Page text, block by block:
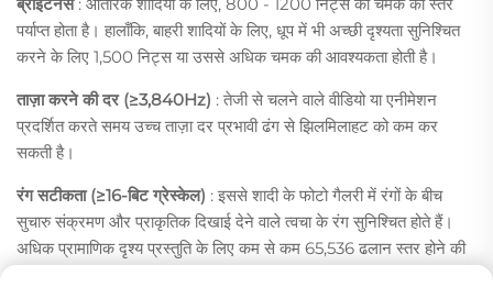
पर्याप्त होता है। हालाँकि, बाहरी शादियों के लिए, धूप में भी अच्छी दृश्यता सुनिश्चित
करने के लिए 1,500 निट्स या उससे अधिक चमक की आवश्यकता होती है।
ताज़ा करने की दर (≥3,840Hz) : तेजी से चलने वाले वीडियो या एनीमेशन
प्रदर्शित करते समय उच्च ताज़ा दर प्रभावी ढंग से झिलमिलाहट को कम कर
सकती है।
रंग सटीकता (≥16-बिट ग्रेस्केल) : इससे शादी के फोटो गैलरी में रंगों के बीच
सुचारु संक्रमण और प्राकृतिक दिखाई देने वाले त्वचा के रंग सुनिश्चित होते हैं।
अधिक प्रामाणिक दृश्य प्रस्तुति के लिए कम से कम 65,536 ढलान स्तर होने की